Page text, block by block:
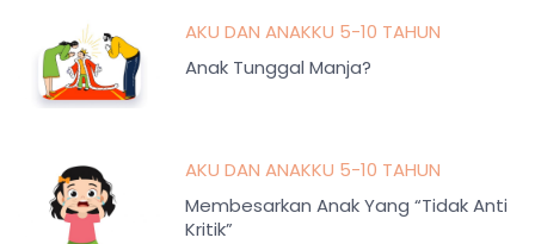
AKU DAN ANAKKU 5-10 TAHUN
Anak Tunggal Manja?
AKU DAN ANAKKU 5-10 TAHUN
Membesarkan Anak Yang “Tidak Anti
Kritik”